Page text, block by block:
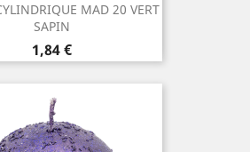
MAD 20 VERT
SAPIN
Prix
1,84 €